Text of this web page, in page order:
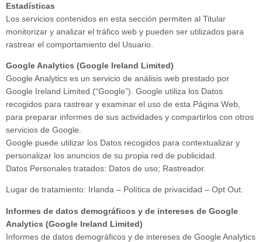
Estadísticas
Los servicios contenidos en esta sección permiten al Titular
monitorizar y analizar el tráfico web y pueden ser utilizados para
rastrear el comportamiento del Usuario.
Google Analytics (Google Ireland Limited)
Google Analytics es un servicio de análisis web prestado por
Google Ireland Limited (“Google”). Google utiliza los Datos
recogidos para rastrear y examinar el uso de esta Página Web,
para preparar informes de sus actividades y compartirlos con otros
servicios de Google.
Google puede utilizar los Datos recogidos para contextualizar y
personalizar los anuncios de su propia red de publicidad.
Datos Personales tratados: Datos de uso; Rastreador.
Lugar de tratamiento: Irlanda – Política de privacidad – Opt Out.
Informes de datos demográficos y de intereses de Google
Analytics (Google Ireland Limited)
Informes de datos demográficos y de intereses de Google Analytics